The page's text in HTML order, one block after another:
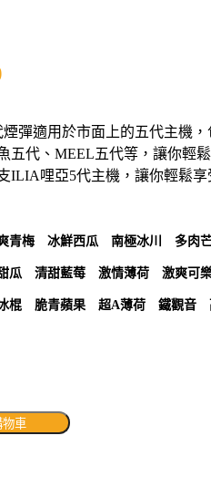
彈適用於市面上的五代主機
五代、MEEL五代等，讓你輕
ILIA哩亞5代主機，讓你輕鬆享
青梅 冰鮮西瓜 南極冰川 多肉
瓜 清甜藍莓 激情薄荷 激爽可
棍 脆青蘋果 超A薄荷 鐵觀音
物車